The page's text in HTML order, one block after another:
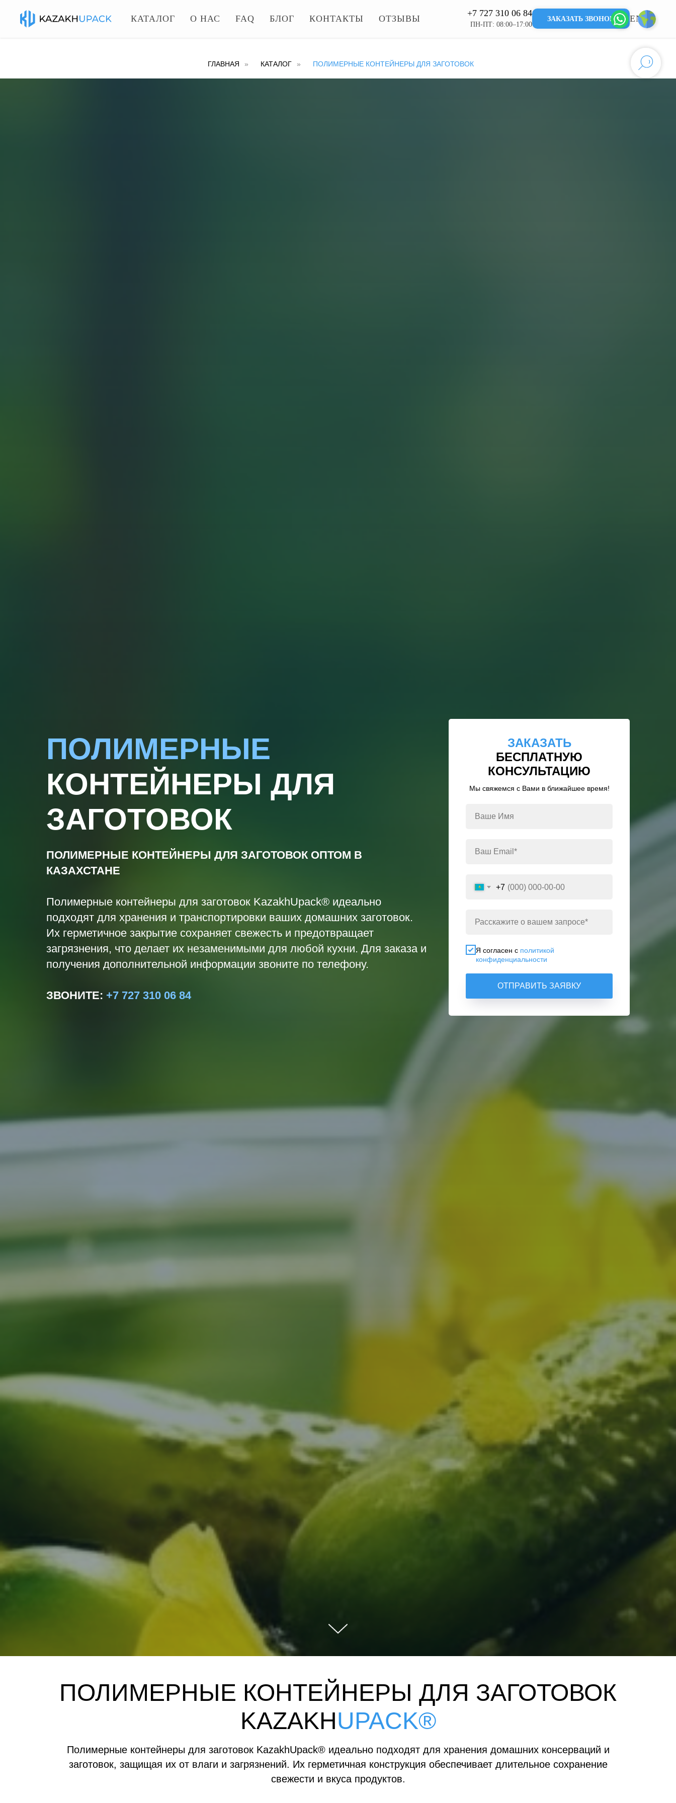
КАТАЛОГ О НАС FAQ БЛОГ КОНТАКТЫ ОТЗЫВЫ
+7 727 310 06 84
ПН-ПТ: 08:00–17:00
ЗАКАЗАТЬ ЗВОНОК ENKZ
ГЛАВНАЯ » КАТАЛОГ » ПОЛИМЕРНЫЕ КОНТЕЙНЕРЫ ДЛЯ ЗАГОТОВОК
ПОЛИМЕРНЫЕ
КОНТЕЙНЕРЫ ДЛЯ
ЗАГОТОВОК
ПОЛИМЕРНЫЕ КОНТЕЙНЕРЫ ДЛЯ ЗАГОТОВОК ОПТОМ В
КАЗАХСТАНЕ
Полимерные контейнеры для заготовок KazakhUpack® идеально
подходят для хранения и транспортировки ваших домашних заготовок.
Их герметичное закрытие сохраняет свежесть и предотвращает
загрязнения, что делает их незаменимыми для любой кухни. Для заказа и
получения дополнительной информации звоните по телефону.
ЗВОНИТЕ: +7 727 310 06 84
ЗАКАЗАТЬ
БЕСПЛАТНУЮ
КОНСУЛЬТАЦИЮ
Мы свяжемся с Вами в ближайшее время!
+7
Я согласен с политикой
конфиденциальности
ОТПРАВИТЬ ЗАЯВКУ
ПОЛИМЕРНЫЕ КОНТЕЙНЕРЫ ДЛЯ ЗАГОТОВОК
KAZAKHUPACK®
Полимерные контейнеры для заготовок KazakhUpack® идеально подходят для хранения домашних консерваций и
заготовок, защищая их от влаги и загрязнений. Их герметичная конструкция обеспечивает длительное сохранение
свежести и вкуса продуктов.